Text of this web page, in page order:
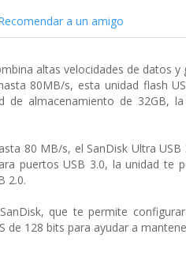
a un amigo
altas velocidades de
80MB/s, esta unidad flash
de almacenamiento de 32GB,
80 MB/s, el SanDisk Ultra
puertos USB 3.0, la unidad
2.0.
que te permite
de 128 bits para ayudar a